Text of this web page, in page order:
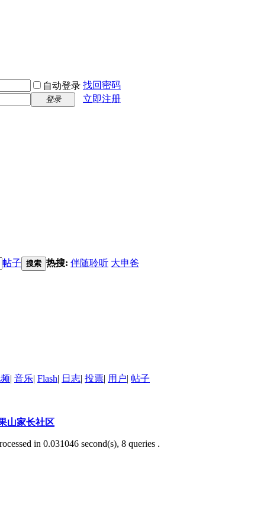
自动登录 找回密码
登录 立即注册
帖子 搜索 热搜: 伴随聆听 大申爸
| 音乐| Flash| 日志| 投票| 用户| 帖子
山家长社区
in 0.031046 second(s), 8 queries .